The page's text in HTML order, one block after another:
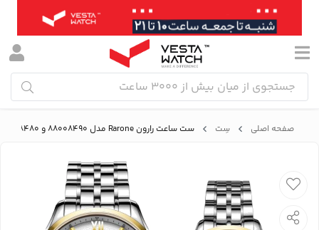
صفحه اصلی سِت ست ساعت رارون Rarone مدل 88008490 و 88008480